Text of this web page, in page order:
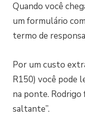
Quando você
um formulário
termo de
Por um custo
R150) você pode
na ponte. Rodrigo
saltante”.